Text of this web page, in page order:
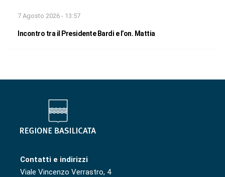
7 Agosto 2026 - 13:57
Incontro tra il Presidente Bardi e l’on. Mattia
Contatti e indirizzi
Viale Vincenzo Verrastro, 4